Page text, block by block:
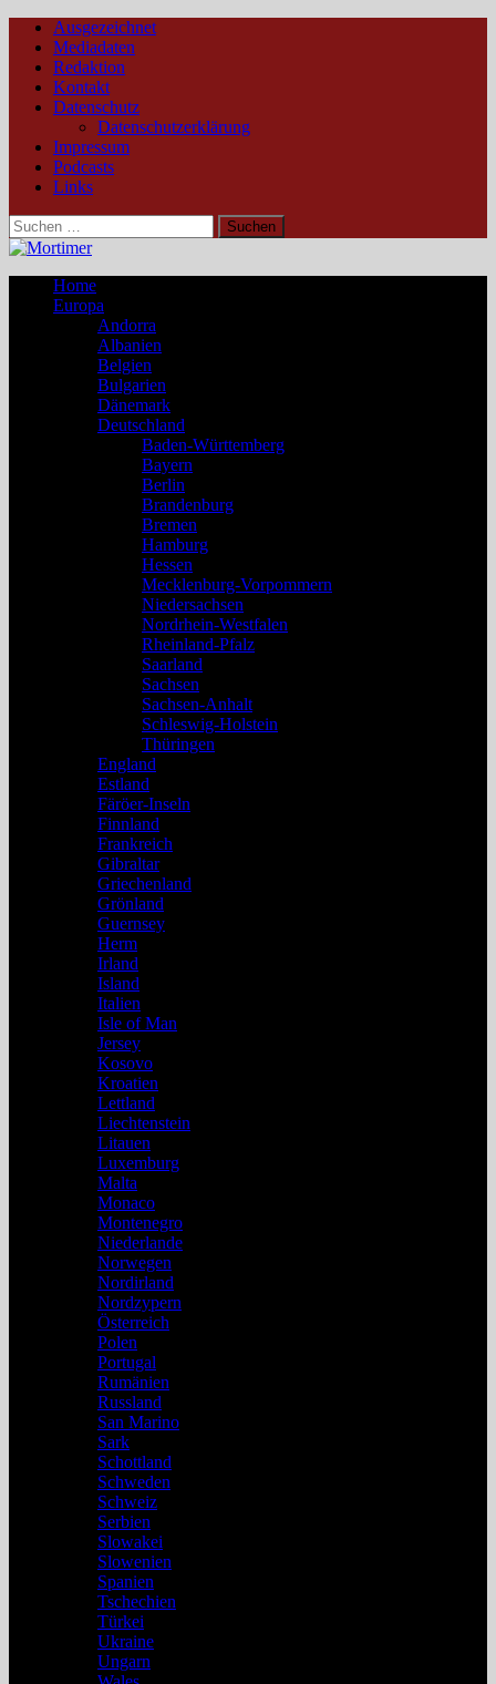
Ausgezeichnet
Mediadaten
Redaktion
Kontakt
Datenschutz
Datenschutzerklärung
Impressum
Podcasts
Links
Suchen
nach:
Home
Europa
Andorra
Albanien
Belgien
Bulgarien
Dänemark
Deutschland
Baden-Württemberg
Bayern
Berlin
Brandenburg
Bremen
Hamburg
Hessen
Mecklenburg-Vorpommern
Niedersachsen
Nordrhein-Westfalen
Rheinland-Pfalz
Saarland
Sachsen
Sachsen-Anhalt
Schleswig-Holstein
Thüringen
England
Estland
Färöer-Inseln
Finnland
Frankreich
Gibraltar
Griechenland
Grönland
Guernsey
Herm
Irland
Island
Italien
Isle of Man
Jersey
Kosovo
Kroatien
Lettland
Liechtenstein
Litauen
Luxemburg
Malta
Monaco
Montenegro
Niederlande
Norwegen
Nordirland
Nordzypern
Österreich
Polen
Portugal
Rumänien
Russland
San Marino
Sark
Schottland
Schweden
Schweiz
Serbien
Slowakei
Slowenien
Spanien
Tschechien
Türkei
Ukraine
Ungarn